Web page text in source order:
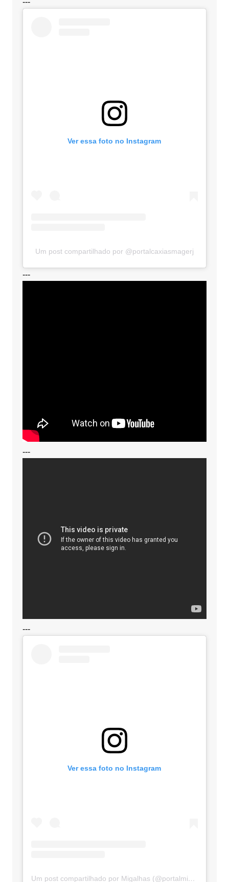
---
Ver essa foto no Instagram
Um post compartilhado por @portalcaxiasmagerj
---
---
---
Ver essa foto no Instagram
Um post compartilhado por Migalhas (@portalmigalhas)